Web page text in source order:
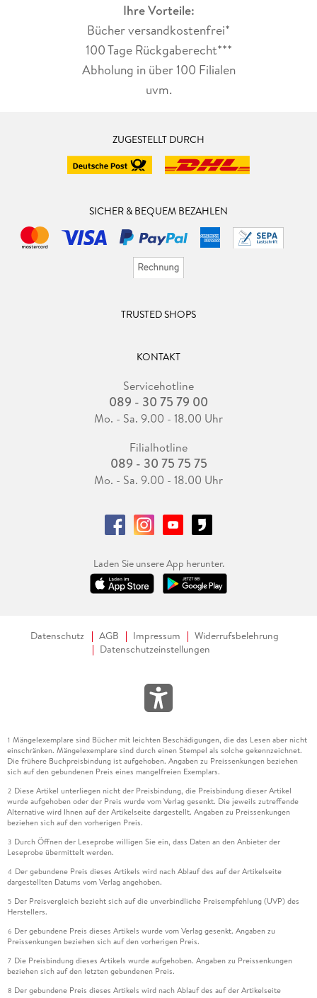
Ihre Vorteile:
Bücher versandkostenfrei*
100 Tage Rückgaberecht***
Abholung in über 100 Filialen
uvm.
ZUGESTELLT DURCH
SICHER & BEQUEM BEZAHLEN
TRUSTED SHOPS
KONTAKT
Servicehotline
089 - 30 75 79 00
Mo. - Sa. 9.00 - 18.00 Uhr
Filialhotline
089 - 30 75 75 75
Mo. - Sa. 9.00 - 18.00 Uhr
Laden Sie unsere App herunter.
Datenschutz AGB Impressum
Widerrufsbelehrung
Datenschutzeinstellungen
1 Mängelexemplare sind Bücher mit leichten Beschädigungen, die das Lesen aber nicht
einschränken. Mängelexemplare sind durch einen Stempel als solche gekennzeichnet.
Die frühere Buchpreisbindung ist aufgehoben. Angaben zu Preissenkungen beziehen
sich auf den gebundenen Preis eines mangelfreien Exemplars.
2 Diese Artikel unterliegen nicht der Preisbindung, die Preisbindung dieser Artikel
wurde aufgehoben oder der Preis wurde vom Verlag gesenkt. Die jeweils zutreffende
Alternative wird Ihnen auf der Artikelseite dargestellt. Angaben zu Preissenkungen
beziehen sich auf den vorherigen Preis.
3 Durch Öffnen der Leseprobe willigen Sie ein, dass Daten an den Anbieter der
Leseprobe übermittelt werden.
4 Der gebundene Preis dieses Artikels wird nach Ablauf des auf der Artikelseite
dargestellten Datums vom Verlag angehoben.
5 Der Preisvergleich bezieht sich auf die unverbindliche Preisempfehlung (UVP) des
Herstellers.
6 Der gebundene Preis dieses Artikels wurde vom Verlag gesenkt. Angaben zu
Preissenkungen beziehen sich auf den vorherigen Preis.
7 Die Preisbindung dieses Artikels wurde aufgehoben. Angaben zu Preissenkungen
beziehen sich auf den letzten gebundenen Preis.
8 Der gebundene Preis dieses Artikels wird nach Ablauf des auf der Artikelseite